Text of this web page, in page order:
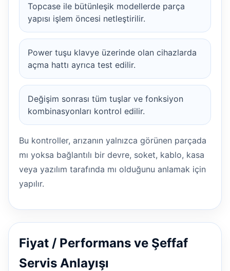
Topcase ile bütünleşik modellerde parça
yapısı işlem öncesi netleştirilir.
Power tuşu klavye üzerinde olan cihazlarda
açma hattı ayrıca test edilir.
Değişim sonrası tüm tuşlar ve fonksiyon
kombinasyonları kontrol edilir.
Bu kontroller, arızanın yalnızca görünen parçada
mı yoksa bağlantılı bir devre, soket, kablo, kasa
veya yazılım tarafında mı olduğunu anlamak için
yapılır.
Fiyat / Performans ve Şeffaf
Servis Anlayışı